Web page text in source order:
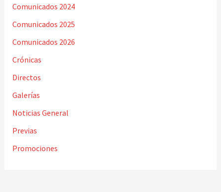
Comunicados 2024
Comunicados 2025
Comunicados 2026
Crónicas
Directos
Galerías
Noticias General
Previas
Promociones